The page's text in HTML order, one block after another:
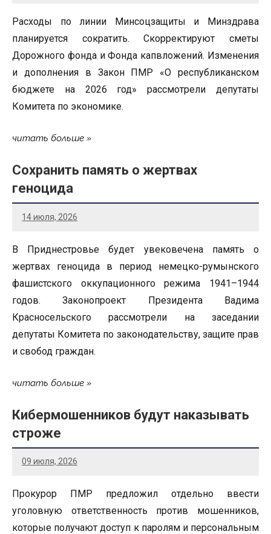
Расходы по линии Минсоцзащиты и Минздрава
планируется сократить. Скорректируют сметы
Дорожного фонда и Фонда капвложений. Изменения
и дополнения в Закон ПМР «О республиканском
бюджете на 2026 год» рассмотрели депутаты
Комитета по экономике.
читать больше
Сохранить память о жертвах
геноцида
14 июля, 2026
В Приднестровье будет увековечена память о
жертвах геноцида в период немецко-румынского
фашистского оккупационного режима 1941–1944
годов. Законопроект Президента Вадима
Красносельского рассмотрели на заседании
депутаты Комитета по законодательству, защите прав
и свобод граждан.
читать больше
Кибермошенников будут наказывать
строже
09 июля, 2026
Прокурор ПМР предложил отдельно ввести
уголовную ответственность против мошенников,
которые получают доступ к паролям и персональным